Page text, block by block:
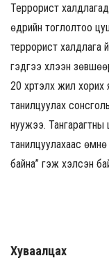
Террорист
өдрийн тоглолтоо
террорист халдлага
гэдгээ хүлээн
20 хүртэлх жил
танилцуулах
нуужээ. Тангарагтны
танилцуулахаас
байна” гэж хэлсэн
Хуваалцах